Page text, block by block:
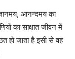
आनन्दमय का
का साक्षात जीवन में
हो जाता है इसी से वह